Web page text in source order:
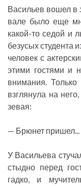
Васильев вошел в
вале было еще
какой-то седой и
безусых студента
человек с
этими гостями и
внимания.
взглянула на
зевая:
— Брюнет пришел...
У Васильева
стыдно перед
гадко, и